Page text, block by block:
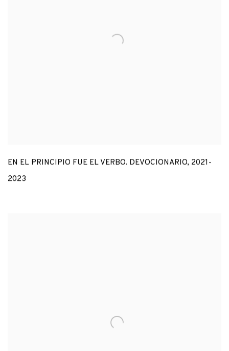
EN EL PRINCIPIO FUE EL VERBO. DEVOCIONARIO, 2021-
2023